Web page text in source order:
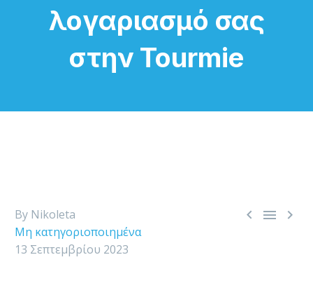
λογαριασμό σας
στην Tourmie
  
By Nikoleta
Μη κατηγοριοποιημένα
13 Σεπτεμβρίου 2023